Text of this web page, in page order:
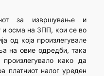
за извршување и
и осма на ЗПП, кои се во
од која произлегувале
на овие одредби, така
како да
платниот налог уреден